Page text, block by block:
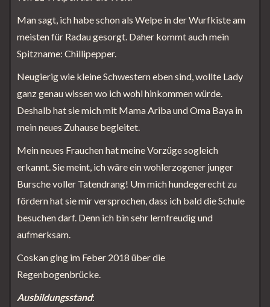
Man sagt, ich habe schon als Welpe in der Wurfkiste am
meisten für Radau gesorgt. Daher kommt auch mein
Spitzname: Chillipepper.
Neugierig wie kleine Schwestern eben sind, wollte Lady
ganz genau wissen wo ich wohl hinkommen würde.
Deshalb hat sie mich mit Mama Ariba und Oma Baya in
mein neues Zuhause begleitet.
Mein neues Frauchen hat meine Vorzüge sogleich
erkannt. Sie meint, ich wäre ein wohlerzogener junger
Bursche voller Tatendrang! Um mich hundegerecht zu
fördern hat sie mir versprochen, dass ich bald die Schule
besuchen darf. Denn ich bin sehr lernfreudig und
aufmerksam.
Coskan ging im Feber 2018 über die
Regenbogenbrücke.
Ausbildungsstand: